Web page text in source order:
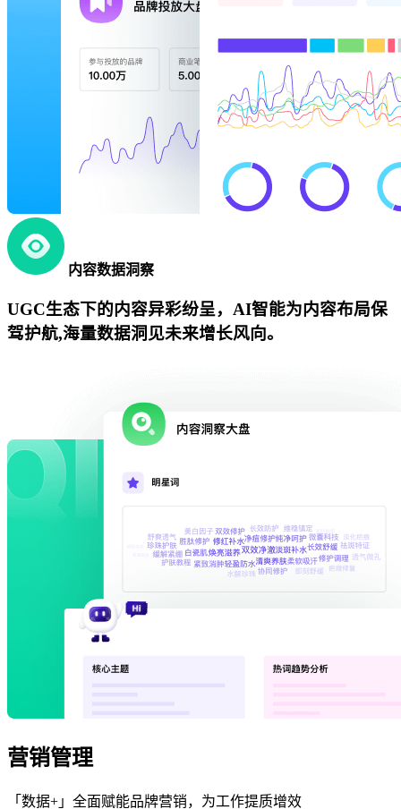
内容数据洞察
UGC生态下的内容异彩纷呈，AI智能为内容布局保
驾护航,海量数据洞见未来增长风向。
营销管理
「数据+」全面赋能品牌营销，为工作提质增效